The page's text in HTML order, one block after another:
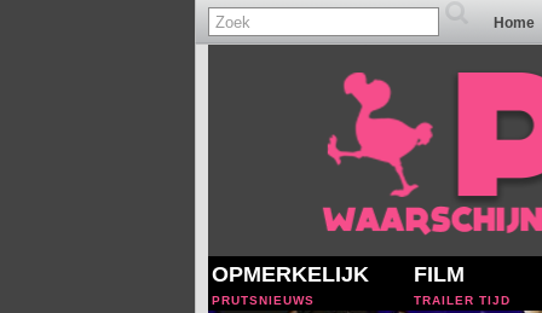
Home
OPMERKELIJK
PRUTSNIEUWS
FILM
TRAILER TIJD